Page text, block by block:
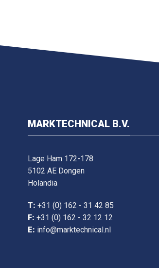
MARKTECHNICAL B.V.
Lage Ham 172-178
5102 AE Dongen
Holandia
T: +31 (0) 162 - 31 42 85
F: +31 (0) 162 - 32 12 12
E: info@marktechnical.nl